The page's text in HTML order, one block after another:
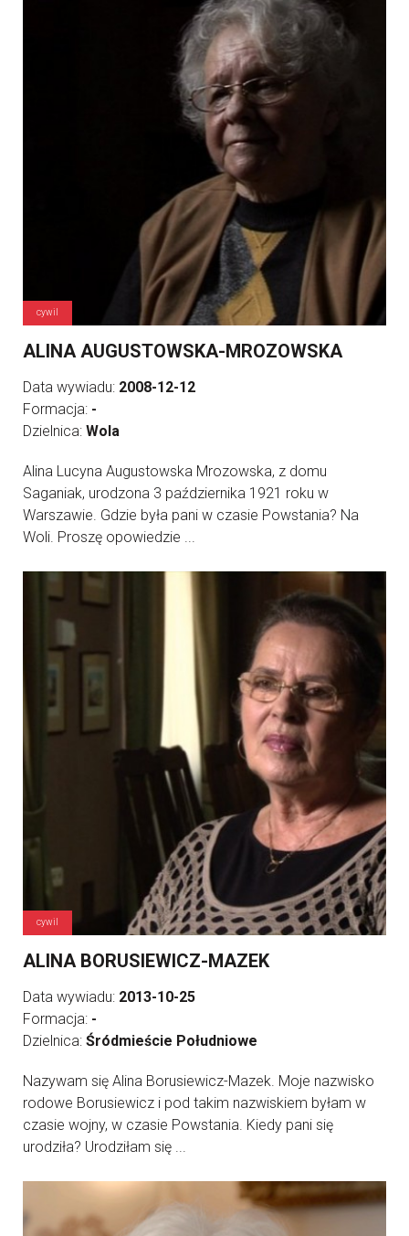
cywil
ALINA AUGUSTOWSKA-MROZOWSKA
Data wywiadu: 2008-12-12
Formacja: -
Dzielnica: Wola
Alina Lucyna Augustowska Mrozowska, z domu
Saganiak, urodzona 3 października 1921 roku w
Warszawie. Gdzie była pani w czasie Powstania? Na
Woli. Proszę opowiedzie ...
cywil
ALINA BORUSIEWICZ-MAZEK
Data wywiadu: 2013-10-25
Formacja: -
Dzielnica: Śródmieście Południowe
Nazywam się Alina Borusiewicz-Mazek. Moje nazwisko
rodowe Borusiewicz i pod takim nazwiskiem byłam w
czasie wojny, w czasie Powstania. Kiedy pani się
urodziła? Urodziłam się ...